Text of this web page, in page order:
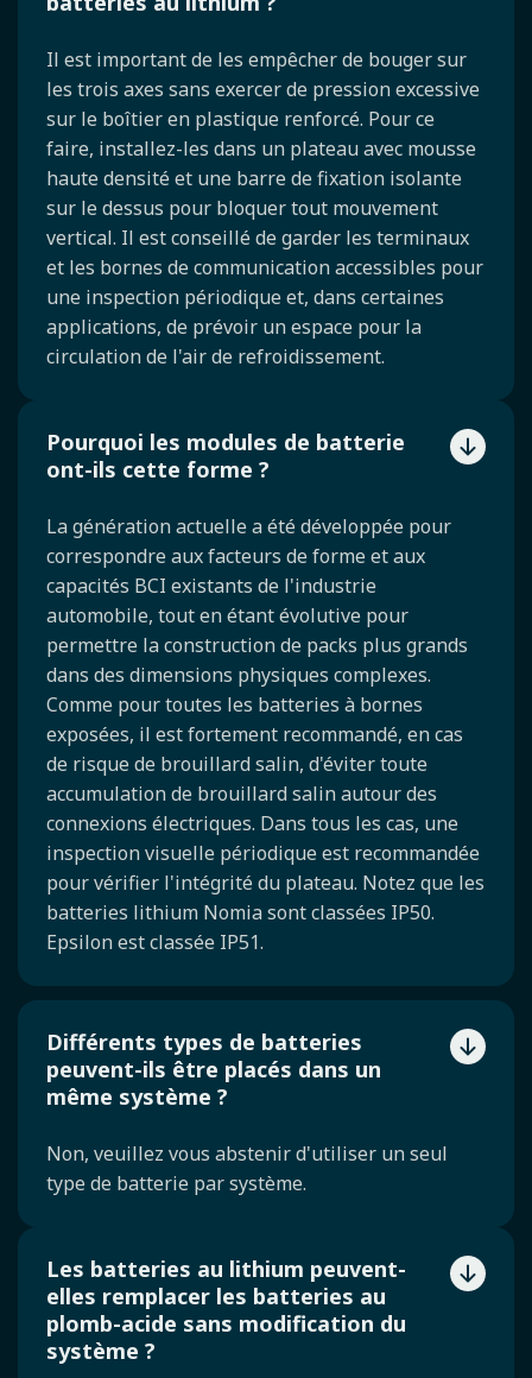
Il est important de les empêcher de bouger sur
les trois axes sans exercer de pression excessive
sur le boîtier en plastique renforcé. Pour ce
faire, installez-les dans un plateau avec mousse
haute densité et une barre de fixation isolante
sur le dessus pour bloquer tout mouvement
vertical. Il est conseillé de garder les terminaux
et les bornes de communication accessibles pour
une inspection périodique et, dans certaines
applications, de prévoir un espace pour la
circulation de l'air de refroidissement.
Pourquoi les modules de batterie
ont-ils cette forme ?
La génération actuelle a été développée pour
correspondre aux facteurs de forme et aux
capacités BCI existants de l'industrie
automobile, tout en étant évolutive pour
permettre la construction de packs plus grands
dans des dimensions physiques complexes.
Comme pour toutes les batteries à bornes
exposées, il est fortement recommandé, en cas
de risque de brouillard salin, d'éviter toute
accumulation de brouillard salin autour des
connexions électriques. Dans tous les cas, une
inspection visuelle périodique est recommandée
pour vérifier l'intégrité du plateau. Notez que les
batteries lithium Nomia sont classées IP50.
Epsilon est classée IP51.
Différents types de batteries
peuvent-ils être placés dans un
même système ?
Non, veuillez vous abstenir d'utiliser un seul
type de batterie par système.
Les batteries au lithium peuvent-
elles remplacer les batteries au
plomb-acide sans modification du
système ?